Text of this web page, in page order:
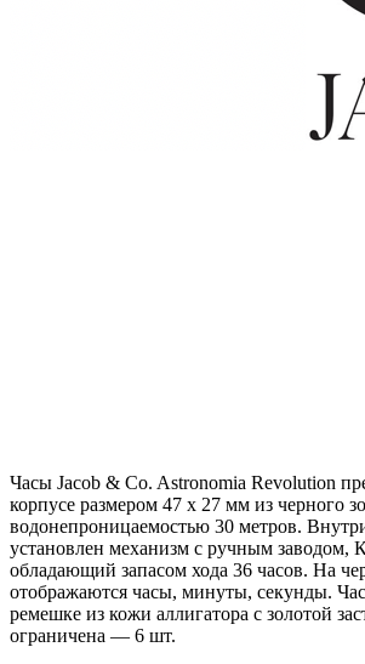
Часы Jacob & Co. Astronomia Revolution
корпусе размером 47 х 27 мм из черного
водонепроницаемостью 30 метров.
установлен механизм с ручным заводом,
обладающий запасом хода 36 часов. На
отображаются часы, минуты, секунды.
ремешке из кожи аллигатора с золотой
ограничена — 6 шт.